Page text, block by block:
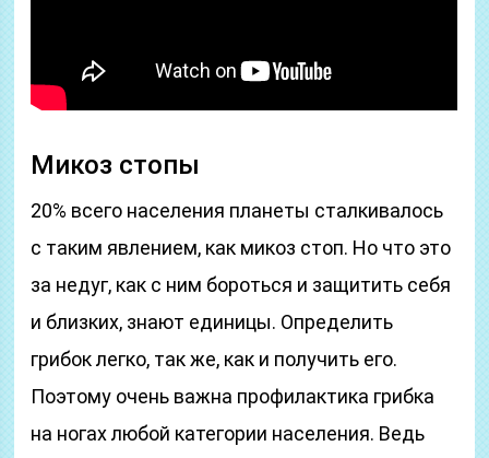
Микоз стопы
20% всего населения планеты сталкивалось
с таким явлением, как микоз стоп. Но что это
за недуг, как с ним бороться и защитить себя
и близких, знают единицы. Определить
грибок легко, так же, как и получить его.
Поэтому очень важна профилактика грибка
на ногах любой категории населения. Ведь